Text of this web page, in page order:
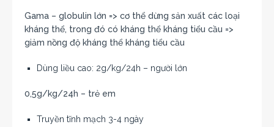
Gama – globulin lớn => cơ thể dừng sản xuất các loại
kháng thể, trong đó có kháng thể kháng tiểu cầu =>
giảm nồng độ kháng thể kháng tiểu cầu
Dùng liều cao: 2g/kg/24h – người lớn
0,5g/kg/24h – trẻ em
Truyền tĩnh mạch 3-4 ngày